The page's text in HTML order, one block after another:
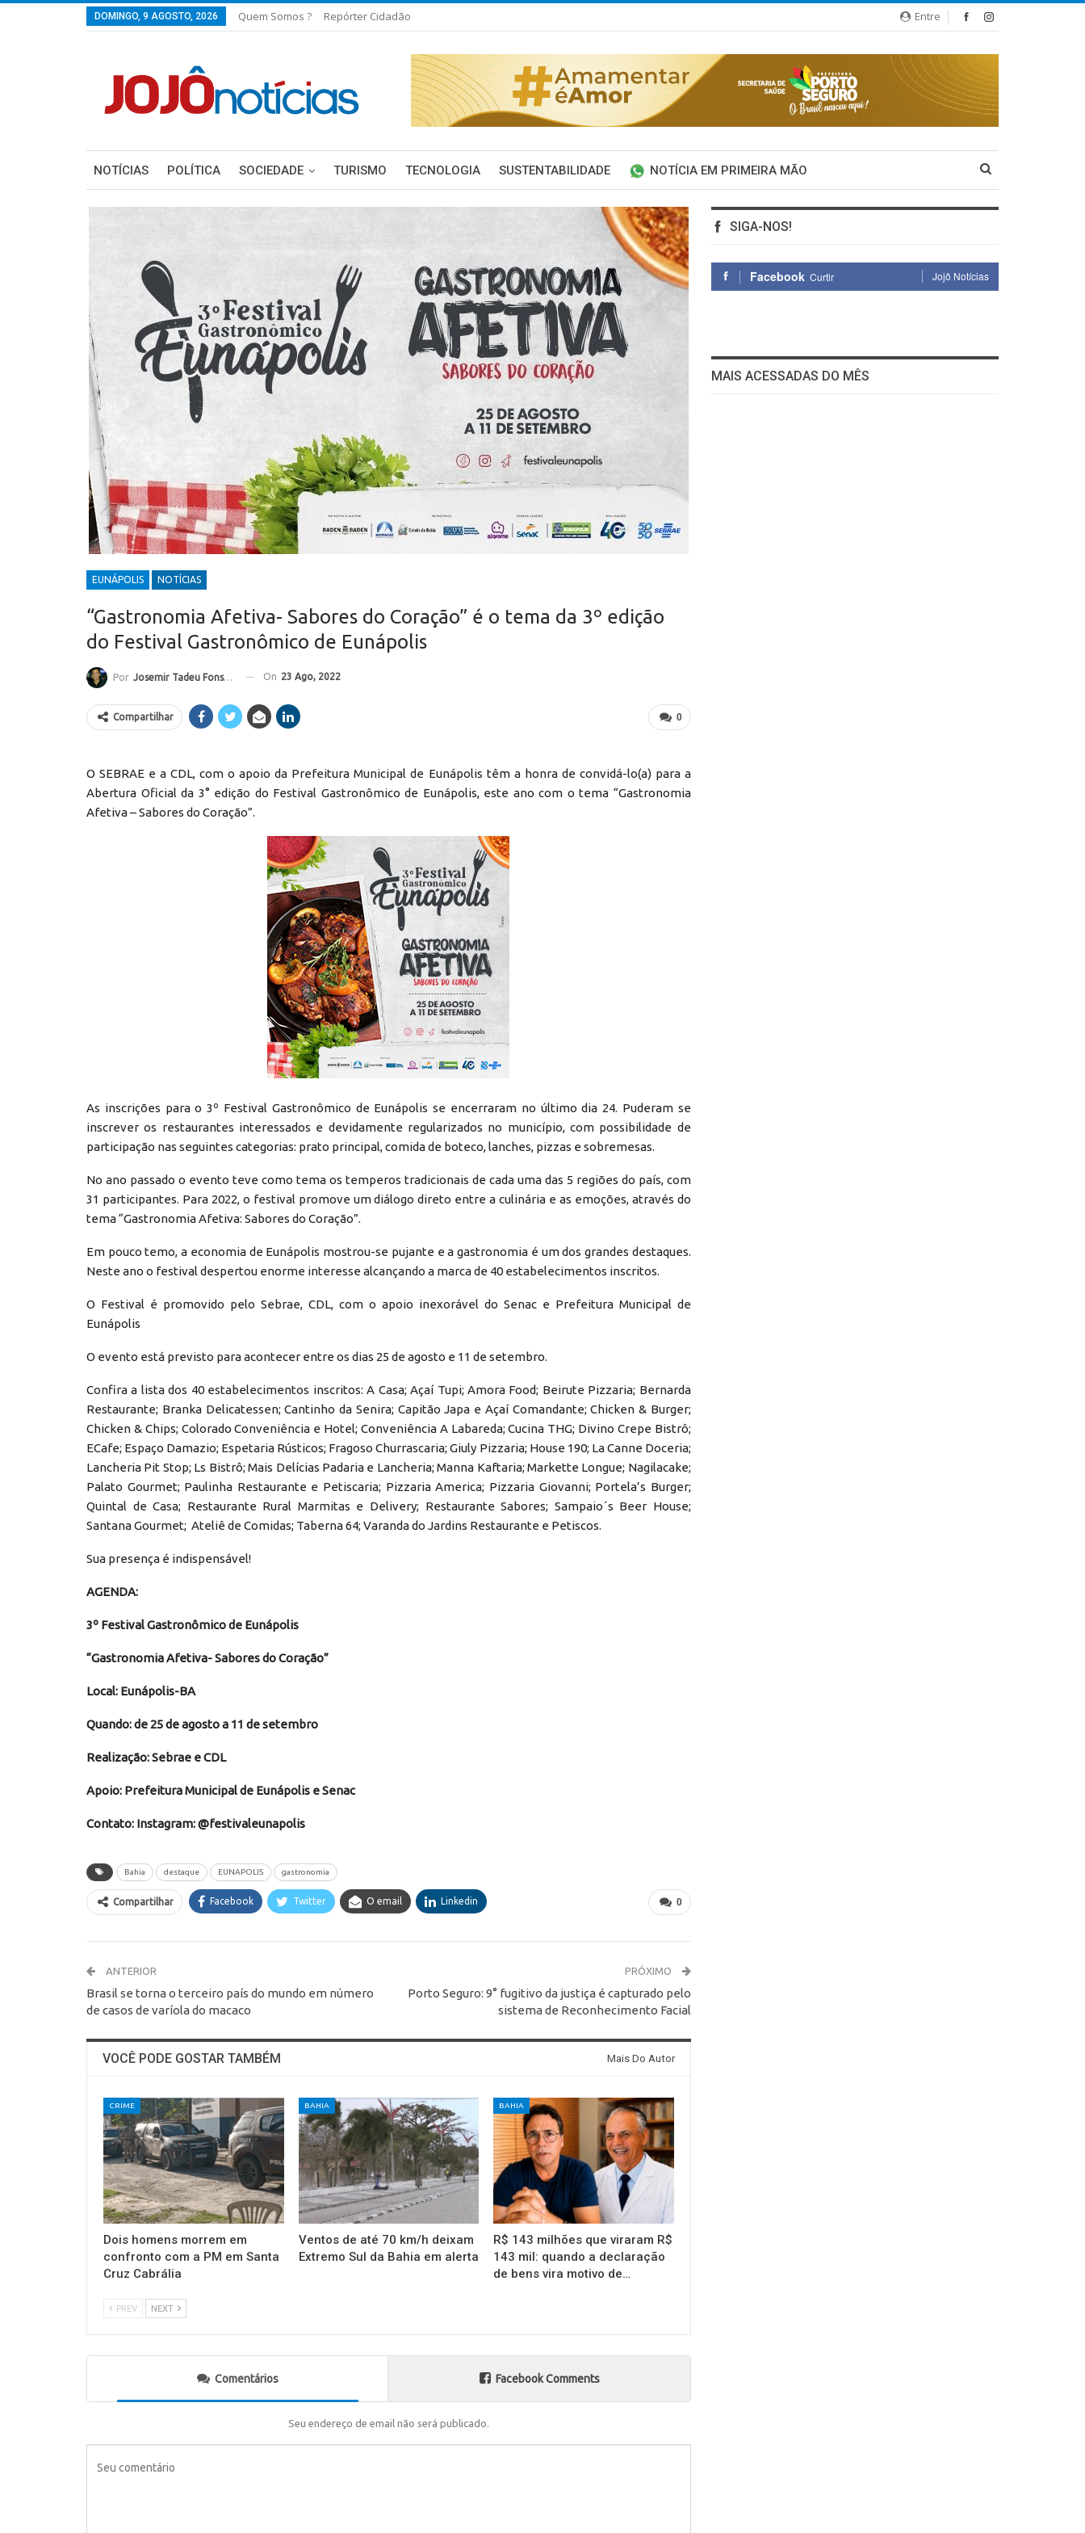
Entre
DOMINGO, 9 AGOSTO, 2026 Quem Somos ? Repórter Cidadão
NOTÍCIAS POLÍTICA SOCIEDADE TURISMO TECNOLOGIA SUSTENTABILIDADE NOTÍCIA EM PRIMEIRA MÃO
EUNÁPOLIS NOTÍCIAS
“Gastronomia Afetiva- Sabores do Coração” é o tema da 3º edição
do Festival Gastronômico de Eunápolis
Por Josemir Tadeu Fonseca On 23 Ago, 2022
0
Compartilhar
O SEBRAE e a CDL, com o apoio da Prefeitura Municipal de Eunápolis têm a honra de convidá-lo(a) para a
Abertura Oficial da 3° edição do Festival Gastronômico de Eunápolis, este ano com o tema “Gastronomia
Afetiva – Sabores do Coração”.
As inscrições para o 3º Festival Gastronômico de Eunápolis se encerraram no último dia 24. Puderam se
inscrever os restaurantes interessados e devidamente regularizados no município, com possibilidade de
participação nas seguintes categorias: prato principal, comida de boteco, lanches, pizzas e sobremesas.
No ano passado o evento teve como tema os temperos tradicionais de cada uma das 5 regiões do país, com
31 participantes. Para 2022, o festival promove um diálogo direto entre a culinária e as emoções, através do
tema “Gastronomia Afetiva: Sabores do Coração”.
Em pouco temo, a economia de Eunápolis mostrou-se pujante e a gastronomia é um dos grandes destaques.
Neste ano o festival despertou enorme interesse alcançando a marca de 40 estabelecimentos inscritos.
O Festival é promovido pelo Sebrae, CDL, com o apoio inexorável do Senac e Prefeitura Municipal de
Eunápolis
O evento está previsto para acontecer entre os dias 25 de agosto e 11 de setembro.
Confira a lista dos 40 estabelecimentos inscritos: A Casa; Açaí Tupi; Amora Food; Beirute Pizzaria; Bernarda
Restaurante; Branka Delicatessen; Cantinho da Senira; Capitão Japa e Açaí Comandante; Chicken & Burger;
Chicken & Chips; Colorado Conveniência e Hotel; Conveniência A Labareda; Cucina THG; Divino Crepe Bistrô;
ECafe; Espaço Damazio; Espetaria Rústicos; Fragoso Churrascaria; Giuly Pizzaria; House 190; La Canne Doceria;
Lancheria Pit Stop; Ls Bistrô; Mais Delícias Padaria e Lancheria; Manna Kaftaria; Markette Longue; Nagilacake;
Palato Gourmet; Paulinha Restaurante e Petiscaria; Pizzaria America; Pizzaria Giovanni; Portela’s Burger;
Quintal de Casa; Restaurante Rural Marmitas e Delivery; Restaurante Sabores; Sampaio´s Beer House;
Santana Gourmet; Ateliê de Comidas; Taberna 64; Varanda do Jardins Restaurante e Petiscos.
Sua presença é indispensável!
AGENDA:
3º Festival Gastronômico de Eunápolis
“Gastronomia Afetiva- Sabores do Coração”
Local: Eunápolis-BA
Quando: de 25 de agosto a 11 de setembro
Realização: Sebrae e CDL
Apoio: Prefeitura Municipal de Eunápolis e Senac
Contato: Instagram: @festivaleunapolis
Bahia destaque EUNAPOLIS gastronomia
0
Compartilhar Facebook Twitter O email Linkedin
ANTERIOR
Brasil se torna o terceiro país do mundo em número
de casos de varíola do macaco
PRÓXIMO
Porto Seguro: 9° fugitivo da justiça é capturado pelo
sistema de Reconhecimento Facial
VOCÊ PODE GOSTAR TAMBÉM Mais Do Autor
CRIME
Dois homens morrem em
confronto com a PM em Santa
Cruz Cabrália
BAHIA
Ventos de até 70 km/h deixam
Extremo Sul da Bahia em alerta
BAHIA
R$ 143 milhões que viraram R$
143 mil: quando a declaração
de bens vira motivo de…
PREV NEXT
Comentários Facebook Comments
Seu endereço de email não será publicado.
SIGA-NOS!
Facebook Curtir Jojô Notícias
MAIS ACESSADAS DO MÊS